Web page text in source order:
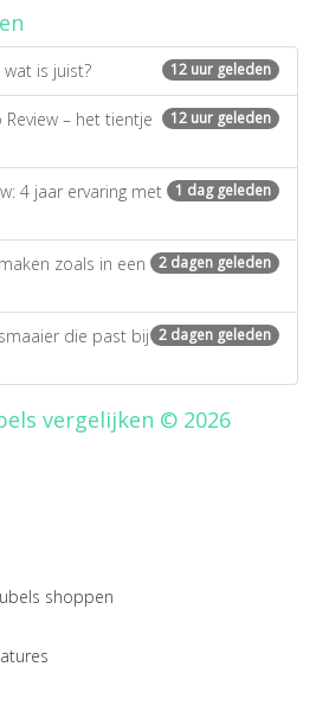
12 uur geleden
is juist?
12 uur geleden
– het tientje
1 dag geleden
4 jaar ervaring met
2 dagen geleden
zoals in een
2 dagen geleden
die past bij
vergelijken © 2026
shoppen